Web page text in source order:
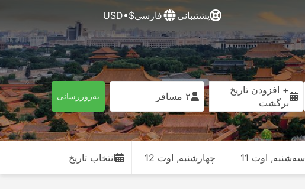
پشتیبانی فارسی$•USD
+ افزودن تاریخ
برگشت
۲ مسافر به‌روزرسانی
سه‌شنبه, اوت 11 چهارشنبه, اوت 12 انتخاب تاریخ